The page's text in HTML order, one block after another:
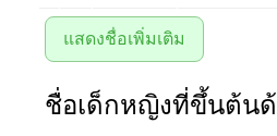
แสดงชื่อเพิ่มเติม
ชื่อเด็กหญิงที่ขึ้นต้น